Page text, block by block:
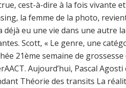
cest-à-dire à la fois vivante
la femme de la photo,
eu une vie dans une autre
Scott, « Le genre, une
21ème semaine de
Aujourd’hui, Pascal
Théorie des transits La